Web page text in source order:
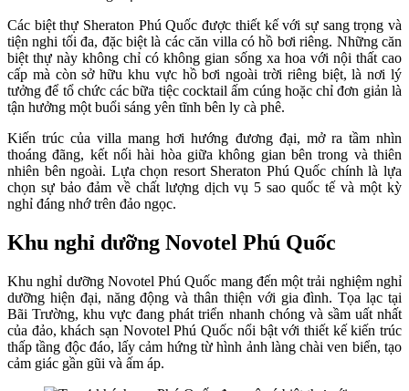
Các biệt thự Sheraton Phú Quốc được thiết kế với sự sang trọng và
tiện nghi tối đa, đặc biệt là các căn villa có hồ bơi riêng. Những căn
biệt thự này không chỉ có không gian sống xa hoa với nội thất cao
cấp mà còn sở hữu khu vực hồ bơi ngoài trời riêng biệt, là nơi lý
tưởng để tổ chức các bữa tiệc cocktail ấm cúng hoặc chỉ đơn giản là
tận hưởng một buổi sáng yên tĩnh bên ly cà phê.
Kiến trúc của villa mang hơi hướng đương đại, mở ra tầm nhìn
thoáng đãng, kết nối hài hòa giữa không gian bên trong và thiên
nhiên bên ngoài. Lựa chọn resort Sheraton Phú Quốc chính là lựa
chọn sự bảo đảm về chất lượng dịch vụ 5 sao quốc tế và một kỳ
nghỉ đáng nhớ trên đảo ngọc.
Khu nghỉ dưỡng Novotel Phú Quốc
Khu nghỉ dưỡng Novotel Phú Quốc mang đến một trải nghiệm nghỉ
dưỡng hiện đại, năng động và thân thiện với gia đình. Tọa lạc tại
Bãi Trường, khu vực đang phát triển nhanh chóng và sầm uất nhất
của đảo, khách sạn Novotel Phú Quốc nổi bật với thiết kế kiến trúc
thấp tầng độc đáo, lấy cảm hứng từ hình ảnh làng chài ven biển, tạo
cảm giác gần gũi và ấm áp.